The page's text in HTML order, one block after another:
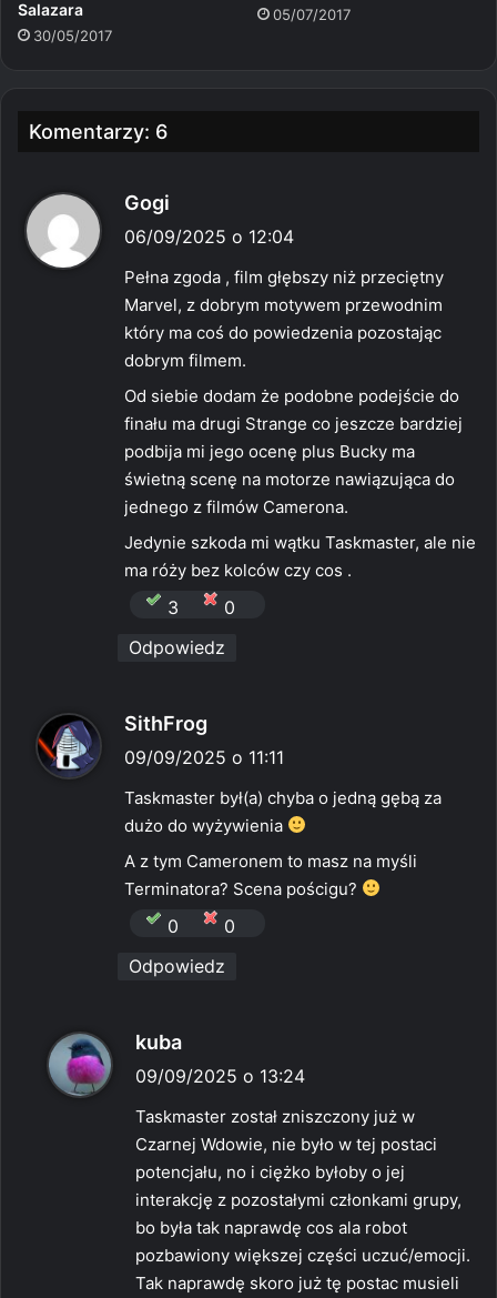
Salazara
30/05/2017
05/07/2017
Komentarzy: 6
Gogi
i
z
e
:
06/09/2025 o 12:04
Pełna zgoda , film głębszy niż przeciętny
Marvel, z dobrym motywem przewodnim
który ma coś do powiedzenia pozostając
dobrym filmem.
Od siebie dodam że podobne podejście do
finału ma drugi Strange co jeszcze bardziej
podbija mi jego ocenę plus Bucky ma
świetną scenę na motorze nawiązująca do
jednego z filmów Camerona.
Jedynie szkoda mi wątku Taskmaster, ale nie
ma róży bez kolców czy cos .
3
0
Odpowiedz
SithFrog
i
09/09/2025 o 11:11
Taskmaster był(a) chyba o jedną gębą za
dużo do wyżywienia
A z tym Cameronem to masz na myśli
Terminatora? Scena pościgu?
0
0
Odpowiedz
kuba
i
e
:
09/09/2025 o 13:24
Taskmaster został zniszczony już w
Czarnej Wdowie, nie było w tej postaci
potencjału, no i ciężko byłoby o jej
interakcję z pozostałymi członkami grupy,
bo była tak naprawdę cos ala robot
pozbawiony większej części uczuć/emocji.
Tak naprawdę skoro już tę postac musieli